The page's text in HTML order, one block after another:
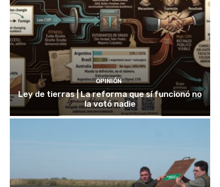
OPINIÓN
Ley de tierras | La reforma que sí funcionó no
la votó nadie